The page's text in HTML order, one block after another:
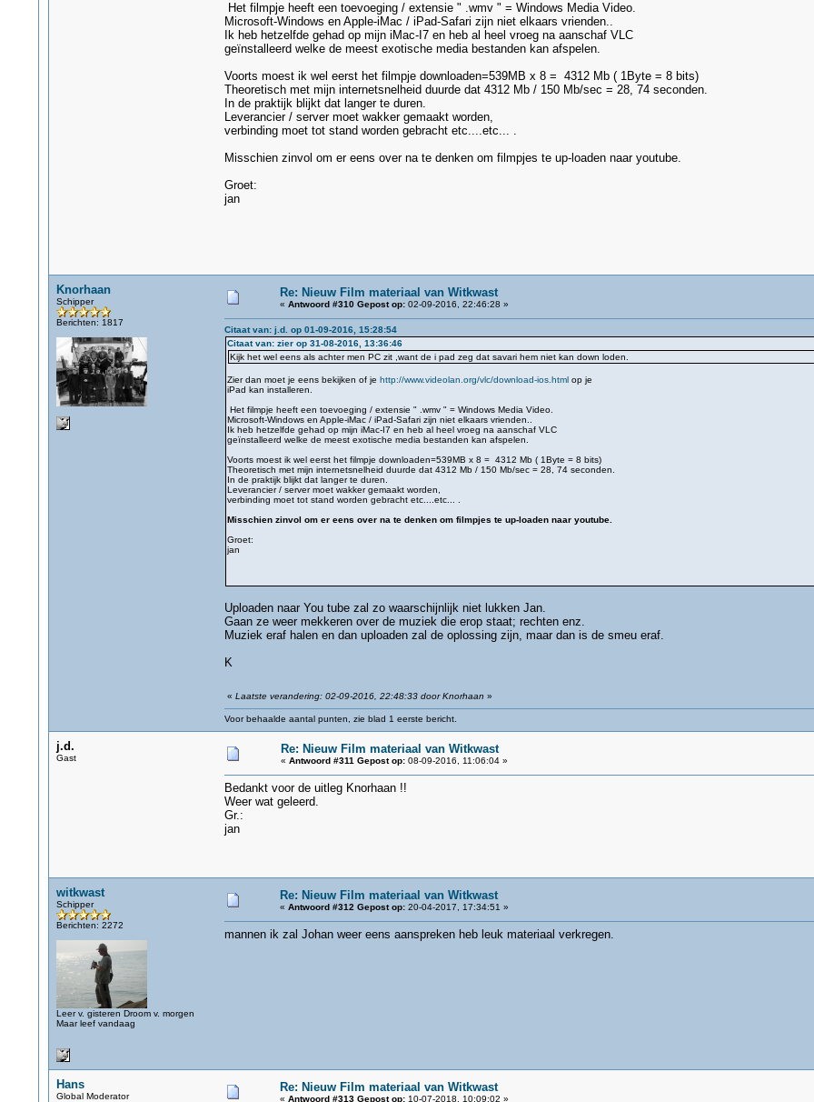
Het filmpje heeft een toevoeging / extensie " .wmv " = Windows Media Video.
Microsoft-Windows en Apple-iMac / iPad-Safari zijn niet elkaars vrienden..
Ik heb hetzelfde gehad op mijn iMac-I7 en heb al heel vroeg na aanschaf VLC
geïnstalleerd welke de meest exotische media bestanden kan afspelen.
Voorts moest ik wel eerst het filmpje downloaden=539MB x 8 = 4312 Mb ( 1Byte = 8 bits)
Theoretisch met mijn internetsnelheid duurde dat 4312 Mb / 150 Mb/sec = 28, 74 seconden.
In de praktijk blijkt dat langer te duren.
Leverancier / server moet wakker gemaakt worden,
verbinding moet tot stand worden gebracht etc....etc... .
Misschien zinvol om er eens over na te denken om filmpjes te up-loaden naar youtube.
Groet:
jan
Knorhaan
Schipper
Berichten: 1817
Re: Nieuw Film materiaal van Witkwast
« Antwoord #310 Gepost op:02-09-2016, 22:46:28 »
Citaat van: j.d. op 01-09-2016, 15:28:54
Citaat van: zier op 31-08-2016, 13:36:46
Kijk het wel eens als achter men PC zit ,want de i pad zeg dat savari hem niet kan down loden.
Zier dan moet je eens bekijken of je http://www.videolan.org/vlc/download-ios.htmlop je
iPad kan installeren.
Het filmpje heeft een toevoeging / extensie " .wmv " = Windows Media Video.
Microsoft-Windows en Apple-iMac / iPad-Safari zijn niet elkaars vrienden..
Ik heb hetzelfde gehad op mijn iMac-I7 en heb al heel vroeg na aanschaf VLC
geïnstalleerd welke de meest exotische media bestanden kan afspelen.
Voorts moest ik wel eerst het filmpje downloaden=539MB x 8 = 4312 Mb ( 1Byte = 8 bits)
Theoretisch met mijn internetsnelheid duurde dat 4312 Mb / 150 Mb/sec = 28, 74 seconden.
In de praktijk blijkt dat langer te duren.
Leverancier / server moet wakker gemaakt worden,
verbinding moet tot stand worden gebracht etc....etc... .
Misschien zinvol om er eens over na te denken om filmpjes te up-loaden naar youtube.
Groet:
jan
Uploaden naar You tube zal zo waarschijnlijk niet lukken Jan.
Gaan ze weer mekkeren over de muziek die erop staat; rechten enz.
Muziek eraf halen en dan uploaden zal de oplossing zijn, maar dan is de smeu eraf.
K
« Laatste verandering: 02-09-2016, 22:48:33 door Knorhaan »
Voor behaalde aantal punten, zie blad 1 eerste bericht.
j.d.
Gast
Re: Nieuw Film materiaal van Witkwast
« Antwoord #311 Gepost op:08-09-2016, 11:06:04 »
Bedankt voor de uitleg Knorhaan !!
Weer wat geleerd.
Gr.:
jan
witkwast
Schipper
Berichten: 2272
Leer v. gisteren Droom v. morgen
Maar leef vandaag
Re: Nieuw Film materiaal van Witkwast
« Antwoord #312 Gepost op:20-04-2017, 17:34:51 »
mannen ik zal Johan weer eens aanspreken heb leuk materiaal verkregen.
Hans
Global Moderator
Re: Nieuw Film materiaal van Witkwast
« Antwoord #313 Gepost op:10-07-2018, 10:09:02 »